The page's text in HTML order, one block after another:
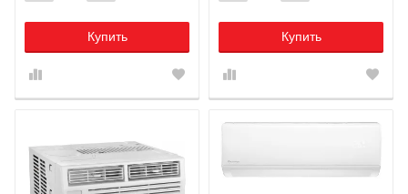
Купить Купить